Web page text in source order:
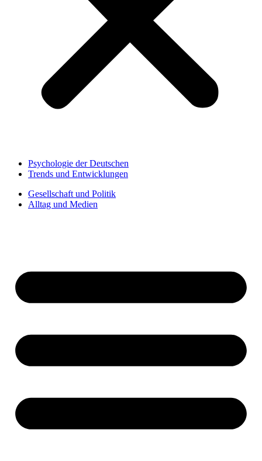
Psychologie der Deutschen
Trends und Entwicklungen
Gesellschaft und Politik
Alltag und Medien